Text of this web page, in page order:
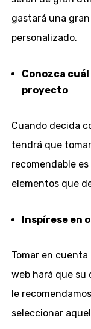
gastará una
personalizado.
Conozca
proyecto
Cuando decida
tendrá que
recomendable
elementos que
Inspírese en
Tomar en
web hará que su
le
seleccionar